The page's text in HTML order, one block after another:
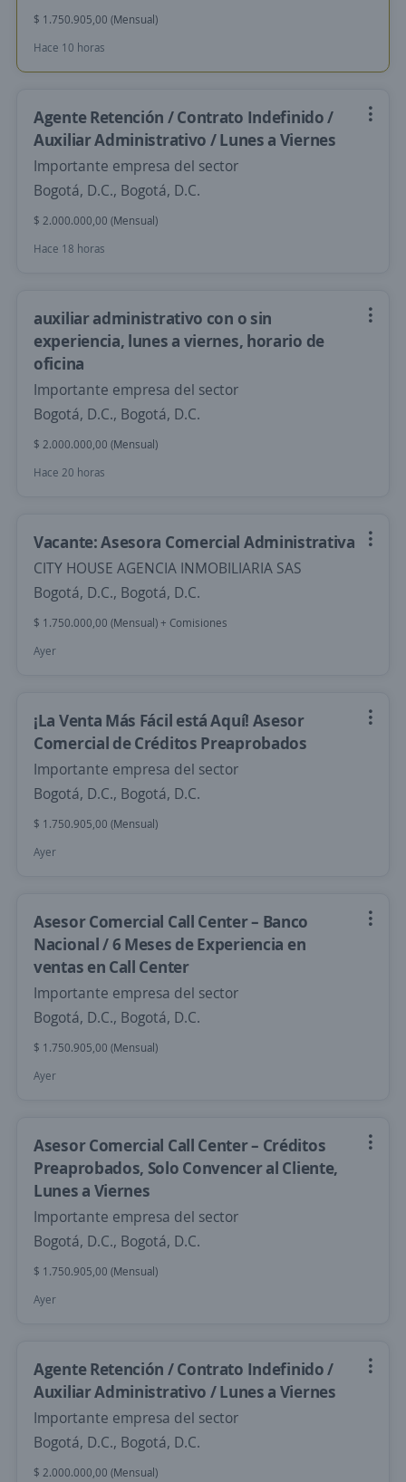
$ 1.750.905,00 (Mensual)
Hace 10 horas
Agente Retención / Contrato Indefinido /
Auxiliar Administrativo / Lunes a Viernes
Importante empresa del sector
Bogotá, D.C., Bogotá, D.C.
$ 2.000.000,00 (Mensual)
Hace 18 horas
auxiliar administrativo con o sin
experiencia, lunes a viernes, horario de
oficina
Importante empresa del sector
Bogotá, D.C., Bogotá, D.C.
$ 2.000.000,00 (Mensual)
Hace 20 horas
Vacante: Asesora Comercial Administrativa
CITY HOUSE AGENCIA INMOBILIARIA SAS
Bogotá, D.C., Bogotá, D.C.
$ 1.750.000,00 (Mensual) + Comisiones
Ayer
¡La Venta Más Fácil está Aquí! Asesor
Comercial de Créditos Preaprobados
Importante empresa del sector
Bogotá, D.C., Bogotá, D.C.
$ 1.750.905,00 (Mensual)
Ayer
Asesor Comercial Call Center – Banco
Nacional / 6 Meses de Experiencia en
ventas en Call Center
Importante empresa del sector
Bogotá, D.C., Bogotá, D.C.
$ 1.750.905,00 (Mensual)
Ayer
Asesor Comercial Call Center – Créditos
Preaprobados, Solo Convencer al Cliente,
Lunes a Viernes
Importante empresa del sector
Bogotá, D.C., Bogotá, D.C.
$ 1.750.905,00 (Mensual)
Ayer
Agente Retención / Contrato Indefinido /
Auxiliar Administrativo / Lunes a Viernes
Importante empresa del sector
Bogotá, D.C., Bogotá, D.C.
$ 2.000.000,00 (Mensual)